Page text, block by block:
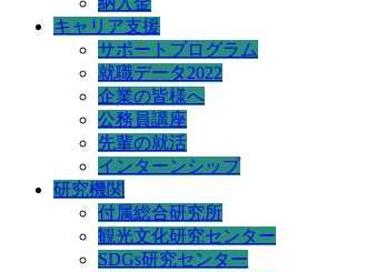
キャリア支援
サポートプログラム
就職データ2022
企業の皆様へ
公務員講座
先輩の就活
インターンシップ
研究機関
付属総合研究所
観光文化研究センター
SDGs研究センター